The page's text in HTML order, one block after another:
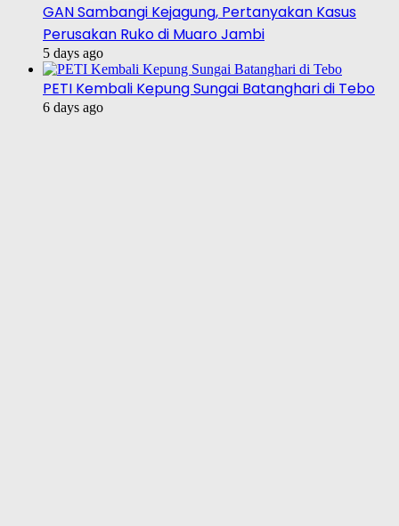
GAN Sambangi Kejagung, Pertanyakan Kasus
Perusakan Ruko di Muaro Jambi
5 days ago
PETI Kembali Kepung Sungai Batanghari di Tebo
6 days ago